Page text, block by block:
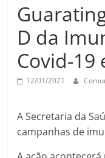
D da
Covid-19
12/01/2021
A Secretaria da
campanhas de